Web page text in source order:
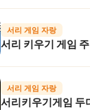
서리 게임 자랑
서리 키우기 게임
서리 게임 자랑
서리키우기게임 두